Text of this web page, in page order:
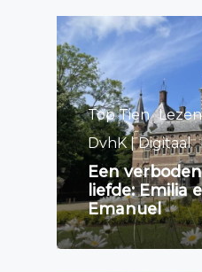
Top Tien Lezen
DvhK | Digitaal
Een verboden
liefde: Emilia
Emanuel